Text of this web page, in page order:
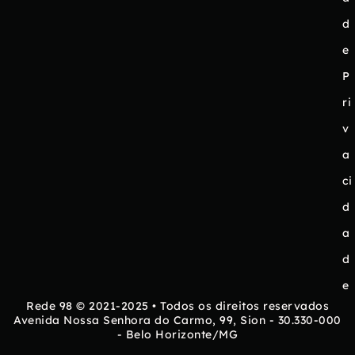
d
e
P
ri
v
a
ci
d
a
d
e
Rede 98 © 2021-2025 • Todos os direitos reservados
Avenida Nossa Senhora do Carmo, 99, Sion - 30.330-000
- Belo Horizonte/MG